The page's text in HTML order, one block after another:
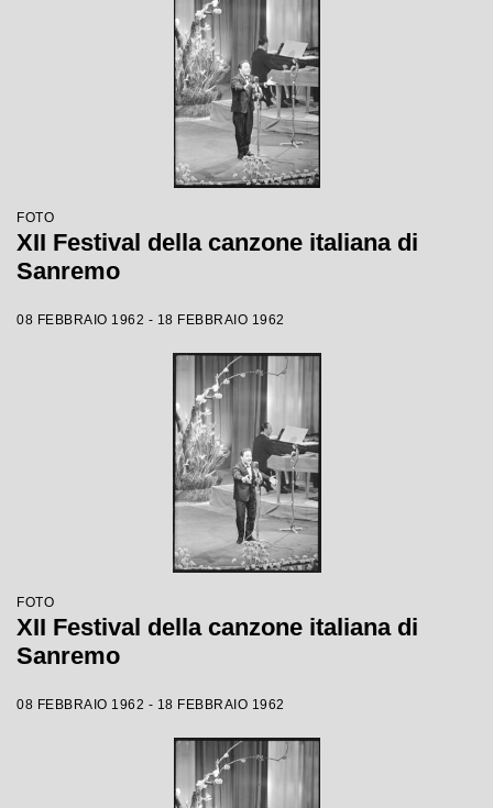
FOTO
XII Festival della canzone italiana di
Sanremo
08 FEBBRAIO 1962 - 18 FEBBRAIO 1962
FOTO
XII Festival della canzone italiana di
Sanremo
08 FEBBRAIO 1962 - 18 FEBBRAIO 1962